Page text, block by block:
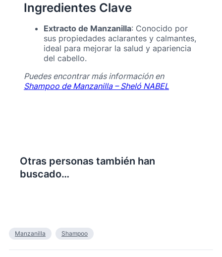
Ingredientes Clave
Extracto de Manzanilla: Conocido por
sus propiedades aclarantes y calmantes,
ideal para mejorar la salud y apariencia
del cabello.
Puedes encontrar más información en
Shampoo de Manzanilla – Sheló NABEL
Otras personas también han
buscado…
Manzanilla Shampoo